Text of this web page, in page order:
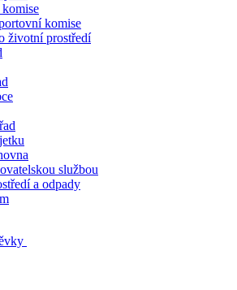
komise
životní prostředí
službou
a odpady